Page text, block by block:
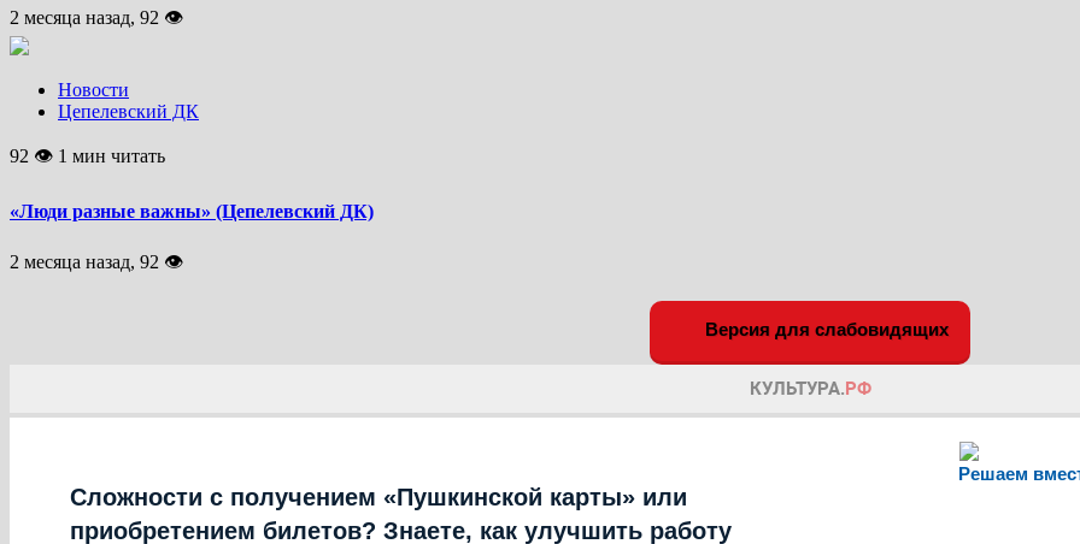
2 месяца назад, 92 👁
Новости
Цепелевский ДК
92 👁 1 мин читать
«Люди разные важны» (Цепелевский ДК)
2 месяца назад, 92 👁
Версия для слабовидящих
Решаем
Сложности с получением «Пушкинской карты» или
приобретением билетов? Знаете, как улучшить работу